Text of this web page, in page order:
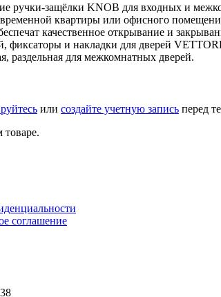
ручки-защёлки KNOB для входных и
квартиры или офисного
качественное открывание и
фиксаторы и накладки для дверей
раздельная для межкомнатных дверей.
или создайте учетную запись перед
товаре.
соглашение